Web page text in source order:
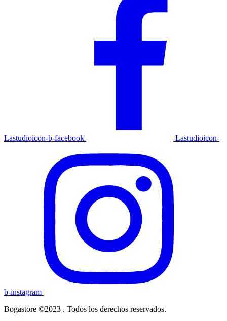
Lastudioicon-b-facebook Lastudioicon-
b-instagram
Bogastore ©2023 . Todos los derechos reservados.